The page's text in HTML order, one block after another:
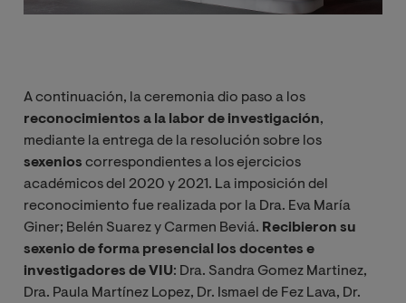
A continuación, la ceremonia dio paso a los
reconocimientos a la labor de investigación,
mediante la entrega de la resolución sobre los
sexenios correspondientes a los ejercicios
académicos del 2020 y 2021. La imposición del
reconocimiento fue realizada por la Dra. Eva María
Giner; Belén Suarez y Carmen Beviá. Recibieron su
sexenio de forma presencial los docentes e
investigadores de VIU: Dra. Sandra Gomez Martinez,
Dra. Paula Martínez Lopez, Dr. Ismael de Fez Lava, Dr.